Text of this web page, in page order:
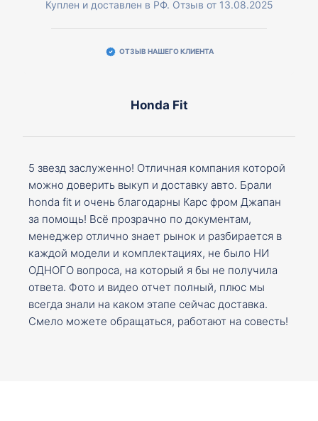
Куплен и доставлен в РФ. Отзыв от 13.08.2025
ОТЗЫВ НАШЕГО КЛИЕНТА
Honda Fit
5 звезд заслуженно! Отличная компания которой
можно доверить выкуп и доставку авто. Брали
honda fit и очень благодарны Карс фром Джапан
за помощь! Всё прозрачно по документам,
менеджер отлично знает рынок и разбирается в
каждой модели и комплектациях, не было НИ
ОДНОГО вопроса, на который я бы не получила
ответа. Фото и видео отчет полный, плюс мы
всегда знали на каком этапе сейчас доставка.
Смело можете обращаться, работают на совесть!